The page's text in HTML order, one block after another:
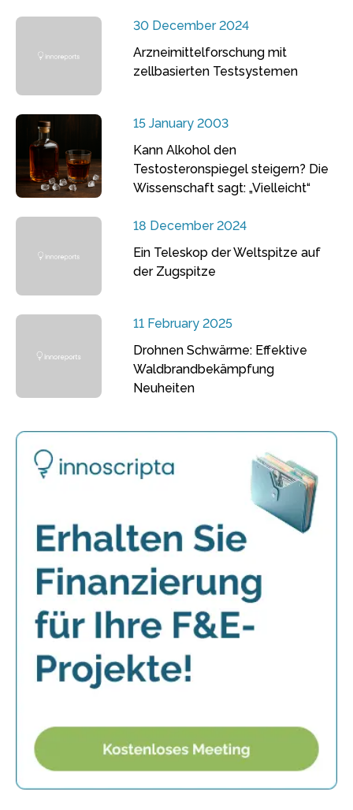
30 December 2024
Arzneimittelforschung mit
zellbasierten Testsystemen
15 January 2003
Kann Alkohol den
Testosteronspiegel steigern? Die
Wissenschaft sagt: „Vielleicht“
18 December 2024
Ein Teleskop der Weltspitze auf
der Zugspitze
11 February 2025
Drohnen Schwärme: Effektive
Waldbrandbekämpfung
Neuheiten